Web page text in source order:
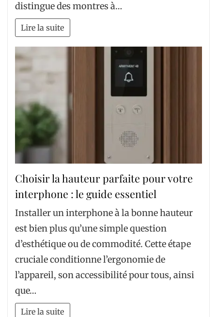
distingue des montres à…
Lire la suite
Choisir la hauteur parfaite pour votre
interphone : le guide essentiel
Installer un interphone à la bonne hauteur
est bien plus qu’une simple question
d’esthétique ou de commodité. Cette étape
cruciale conditionne l’ergonomie de
l’appareil, son accessibilité pour tous, ainsi
que…
Lire la suite